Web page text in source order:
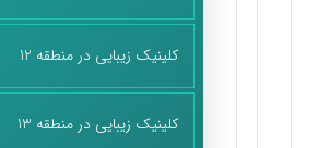
کلینیک زیبایی در منطقه 12
کلینیک زیبایی در منطقه 13